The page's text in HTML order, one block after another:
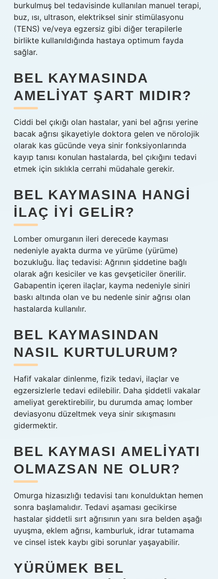
burkulmuş bel tedavisinde kullanılan manuel terapi,
buz, ısı, ultrason, elektriksel sinir stimülasyonu
(TENS) ve/veya egzersiz gibi diğer terapilerle
birlikte kullanıldığında hastaya optimum fayda
sağlar.
BEL KAYMASINDA
AMELIYAT ŞART MIDIR?
Ciddi bel çıkığı olan hastalar, yani bel ağrısı yerine
bacak ağrısı şikayetiyle doktora gelen ve nörolojik
olarak kas gücünde veya sinir fonksiyonlarında
kayıp tanısı konulan hastalarda, bel çıkığını tedavi
etmek için sıklıkla cerrahi müdahale gerekir.
BEL KAYMASINA HANGI
ILAÇ IYI GELIR?
Lomber omurganın ileri derecede kayması
nedeniyle ayakta durma ve yürüme (yürüme)
bozukluğu. İlaç tedavisi: Ağrının şiddetine bağlı
olarak ağrı kesiciler ve kas gevşeticiler önerilir.
Gabapentin içeren ilaçlar, kayma nedeniyle siniri
baskı altında olan ve bu nedenle sinir ağrısı olan
hastalarda kullanılır.
BEL KAYMASINDAN
NASIL KURTULURUM?
Hafif vakalar dinlenme, fizik tedavi, ilaçlar ve
egzersizlerle tedavi edilebilir. Daha şiddetli vakalar
ameliyat gerektirebilir, bu durumda amaç lomber
deviasyonu düzeltmek veya sinir sıkışmasını
gidermektir.
BEL KAYMASI AMELIYATI
OLMAZSAN NE OLUR?
Omurga hizasızlığı tedavisi tanı konulduktan hemen
sonra başlamalıdır. Tedavi aşaması gecikirse
hastalar şiddetli sırt ağrısının yanı sıra belden aşağı
uyuşma, eklem ağrısı, kamburluk, idrar tutamama
ve cinsel istek kaybı gibi sorunlar yaşayabilir.
YÜRÜMEK BEL